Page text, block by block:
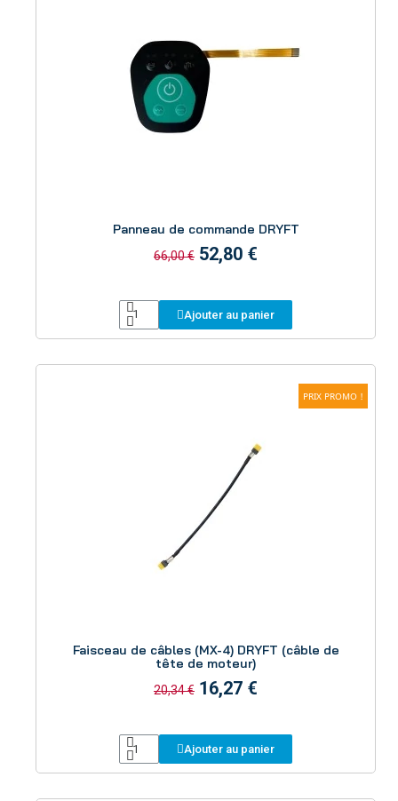
Panneau de commande DRYFT
66,00 € 52,80 €
Ajouter au panier
PRIX PROMO !
Faisceau de câbles (MX-4) DRYFT (câble de
tête de moteur)
20,34 € 16,27 €
Ajouter au panier